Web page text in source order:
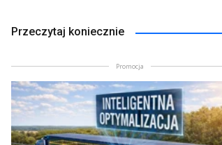
Przeczytaj koniecznie
Promocja